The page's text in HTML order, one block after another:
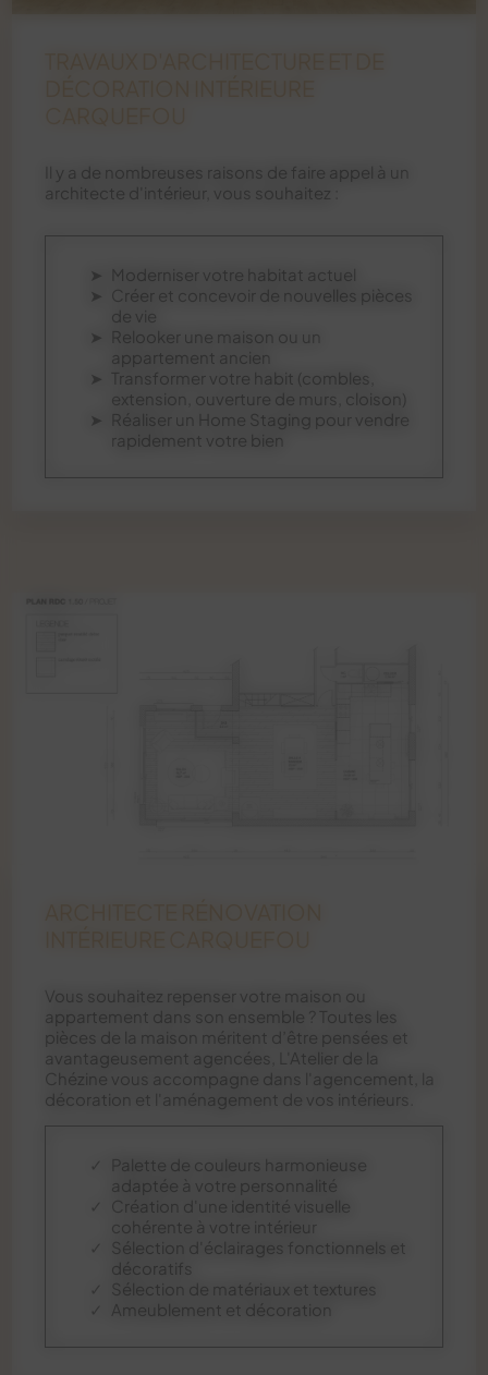
Il y a de nombreuses raisons de faire appel à un
architecte d'intérieur, vous souhaitez :
Moderniser votre habitat actuel
de vie
Relooker une maison ou un
appartement ancien
Transformer votre habit (combles,
extension, ouverture de murs, cloison)
Réaliser un Home Staging pour vendre
rapidement votre bien
Vous souhaitez repenser votre maison ou
appartement dans son ensemble ? Toutes les
pièces de la maison méritent d’être pensées et
avantageusement agencées, L'Atelier de la
Chézine vous accompagne dans l'agencement, la
décoration et l'aménagement de vos intérieurs.
Palette de couleurs harmonieuse
adaptée à votre personnalité
Création d'une identité visuelle
cohérente à votre intérieur
décoratifs
Sélection de matériaux et textures
Ameublement et décoration